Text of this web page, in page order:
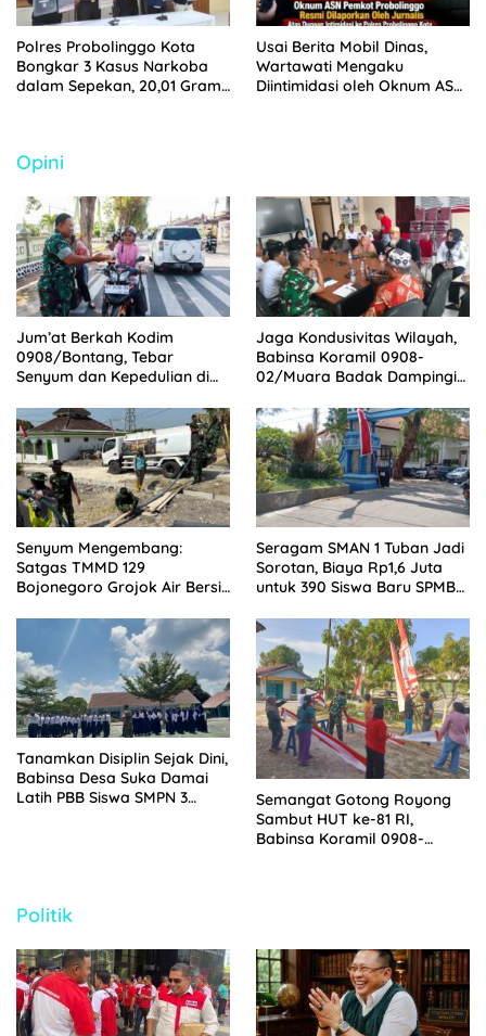
Polres Probolinggo Kota
Bongkar 3 Kasus Narkoba
dalam Sepekan, 20,01 Gram
Usai Berita Mobil Dinas,
Wartawati Mengaku
Diintimidasi oleh Oknum ASN
Opini
Jum’at Berkah Kodim
0908/Bontang, Tebar
Senyum dan Kepedulian di
Jaga Kondusivitas Wilayah,
Babinsa Koramil 0908-
02/Muara Badak Dampingi
Warga
Senyum Mengembang:
Satgas TMMD 129
Bojonegoro Grojok Air Bersih
Seragam SMAN 1 Tuban Jadi
Sorotan, Biaya Rp1,6 Juta
untuk 390 Siswa Baru SPMB
Tanamkan Disiplin Sejak Dini,
Babinsa Desa Suka Damai
Latih PBB Siswa SMPN 3
Semangat Gotong Royong
Sambut HUT ke-81 RI,
Babinsa Koramil 0908-
Politik